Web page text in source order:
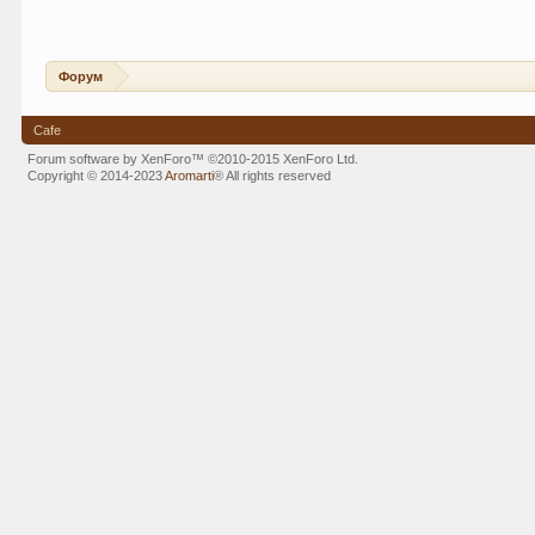
Форум
Cafe
Forum software by XenForo™©2010-2015 XenForo Ltd.
Copyright © 2014-2023Aromarti®All rights reserved